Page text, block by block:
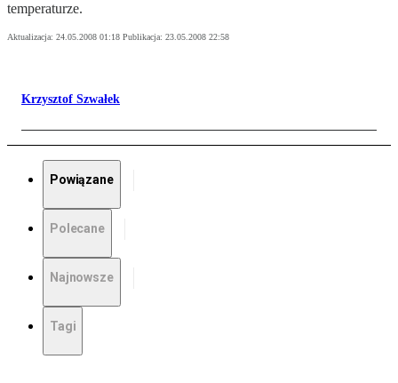
temperaturze.
Aktualizacja: 24.05.2008 01:18 Publikacja: 23.05.2008 22:58
Krzysztof Szwałek
Powiązane
Polecane
Najnowsze
Tagi